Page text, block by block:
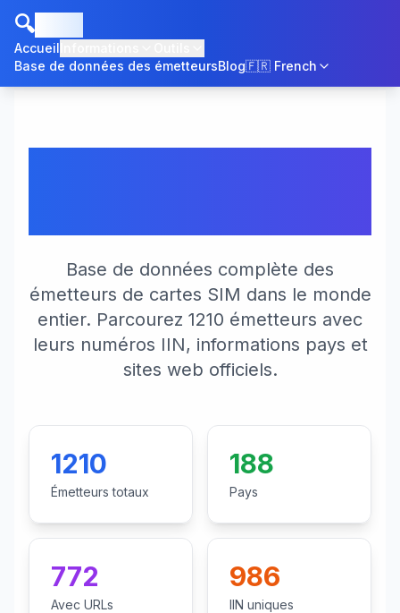
🔍
Accueil
Base de données des émetteursBlog🇫🇷 French
Base de données complète des
émetteurs de cartes SIM dans le monde
entier. Parcourez 1210 émetteurs avec
leurs numéros IIN, informations pays et
sites web officiels.
1210
Émetteurs totaux
188
Pays
772
Avec URLs
986
IIN uniques